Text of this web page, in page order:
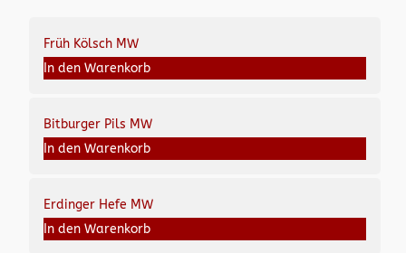
Früh Kölsch MW
In den Warenkorb
Bitburger Pils MW
In den Warenkorb
Erdinger Hefe MW
In den Warenkorb